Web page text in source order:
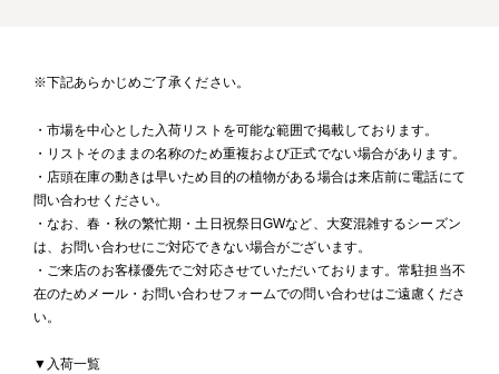
※下記あらかじめご了承ください。
・市場を中心とした入荷リストを可能な範囲で掲載しております。
・リストそのままの名称のため重複および正式でない場合があります。
・店頭在庫の動きは早いため目的の植物がある場合は来店前に電話にて
問い合わせください。
・なお、春・秋の繁忙期・土日祝祭日GWなど、大変混雑するシーズン
は、お問い合わせにご対応できない場合がございます。
・ご来店のお客様優先でご対応させていただいております。常駐担当不
在のためメール・お問い合わせフォームでの問い合わせはご遠慮くださ
い。
▼入荷一覧